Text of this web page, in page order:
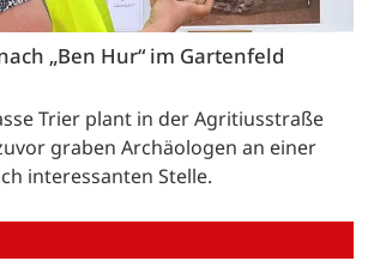
„Ben Hur“ im Gartenfeld
Trier plant in der Agritiusstraße
graben Archäologen an einer
interessanten Stelle.